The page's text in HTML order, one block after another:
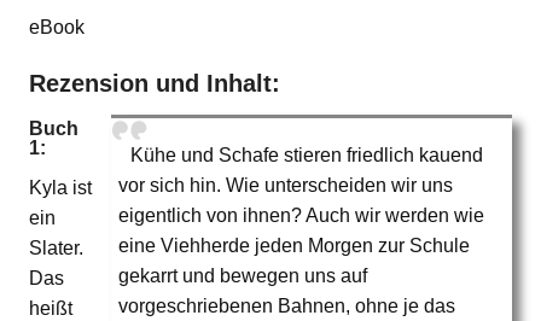
eBook
Rezension und Inhalt:
Kühe und Schafe stieren friedlich kauend
vor sich hin. Wie unterscheiden wir uns
eigentlich von ihnen? Auch wir werden wie
eine Viehherde jeden Morgen zur Schule
gekarrt und bewegen uns auf
vorgeschriebenen Bahnen, ohne je das
Buch
1:
Kyla ist
ein
Slater.
Das
heißt